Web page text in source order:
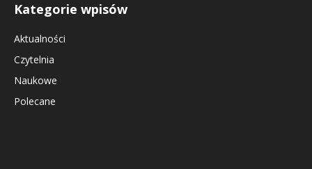
Kategorie wpisów
Aktualności
Czytelnia
Naukowe
Polecane